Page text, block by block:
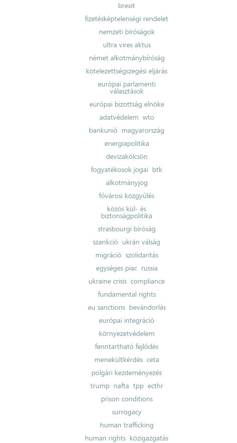
brexit
fizetésképtelenségi rendelet
nemzeti bíróságok
ultra vires aktus
német alkotmánybíróság
kötelezettségszegési eljárás
európai parlamenti
választások
európai bizottság elnöke
adatvédelem wto
bankunió magyarország
energiapolitika
devizakölcsön
fogyatékosok jogai btk
alkotmányjog
fővárosi közgyűlés
közös kül- és
biztonságpolitika
strasbourgi bíróság
szankció ukrán válság
migráció szolidaritás
egységes piac russia
ukraine crisis compliance
fundamental rights
eu sanctions bevándorlás
európai integráció
környezetvédelem
fenntartható fejlődés
menekültkérdés ceta
polgári kezdeményezés
trump nafta tpp ecthr
prison conditions
surrogacy
human trafficking
human rights közigazgatás